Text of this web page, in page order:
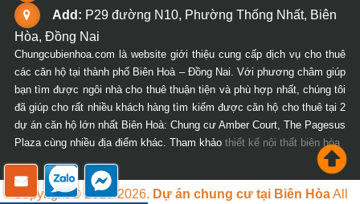
Add: P29 đường N10, Phường Thống Nhất, Biên
Hòa, Đồng Nai
Chungcubienhoa.com là website giới thiệu cung cấp dịch vụ cho thuê
các căn hộ tại thành phố Biên Hoà – Đồng Nai. Với phương châm giúp
bạn tìm được ngôi nhà cho thuê thuận tiện và phù hợp nhất, chúng tôi
đã giúp cho rất nhiều khách hàng tìm kiếm được căn hộ cho thuê tại 2
dự án căn hộ lớn nhất Biên Hoà: Chung cư Amber Court, The Pagesus
Plaza cùng nhiều địa điểm khác. Tham khảo thiết kế nội thất biên hòa
Copyright © 2018-2026. Dự án chung cư tại Biên HòaAll